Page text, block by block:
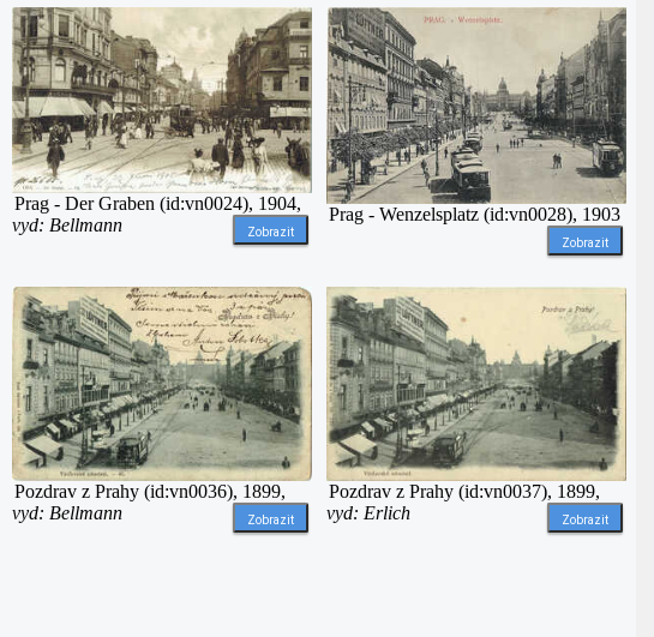
Prag - Der Graben (id:vn0024), 1904,
vyd: Bellmann
Zobrazit
Prag - Wenzelsplatz (id:vn0028), 1903
Zobrazit
Pozdrav z Prahy (id:vn0036), 1899,
vyd: Bellmann
Zobrazit
Pozdrav z Prahy (id:vn0037), 1899,
vyd: Erlich
Zobrazit